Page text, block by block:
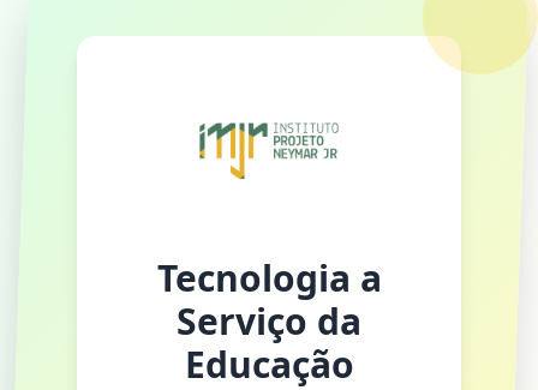
Tecnologia a
Serviço da
Educação